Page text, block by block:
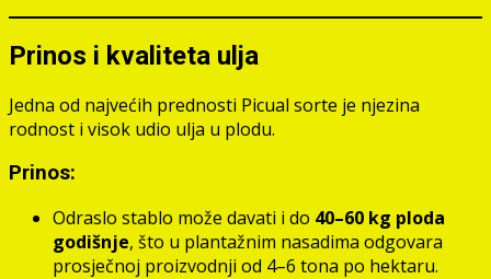
Prinos i kvaliteta ulja
Jedna od najvećih prednosti Picual sorte je njezina
rodnost i visok udio ulja u plodu.
Prinos:
Odraslo stablo može davati i do 40–60 kg ploda
godišnje, što u plantažnim nasadima odgovara
prosječnoj proizvodnji od 4–6 tona po hektaru.